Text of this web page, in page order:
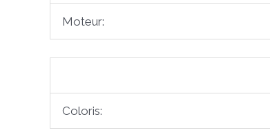
Moteur:
Coloris: